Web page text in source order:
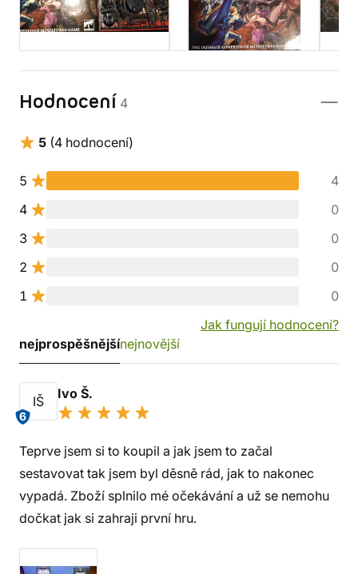
Hodnocení 4
5 (4 hodnocení)
5
4
4
0
3
0
2
0
1
0
Jak fungují hodnocení?
nejprospěšnějšínejnovější
IŠ
6
Ivo Š.
Teprve jsem si to koupil a jak jsem to začal
sestavovat tak jsem byl děsně rád, jak to nakonec
vypadá. Zboží splnilo mé očekávání a už se nemohu
dočkat jak si zahraji první hru.